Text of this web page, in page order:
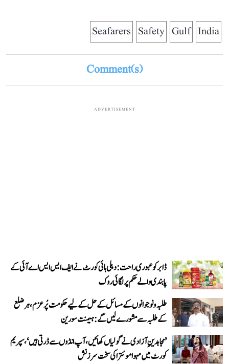
India
Gulf
Safety
Seafarers
Comment(s)
ADVERTISEMENT
ڈابر کو عبوری راحت: دہلی ہائی کورٹ نے ایف ایس ایس اے آئی کے
پابندی والے حکم پر لگائی روک
طلبہ و نوجوانوں کے مسائل کے حل کے لیے حکومت پُرعزم، ہر ضلع
کے طلبہ سے مشورے لیں گے: ہیمنت سورین
’مجاہدینِ آزادی نے گولیاں کھائیں، آپ انڈوں سے ڈرتی ہیں‘، سپریم
کورٹ میں مہوا موئترا کی سخت سرزنش